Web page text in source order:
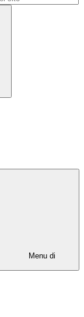
Menu di